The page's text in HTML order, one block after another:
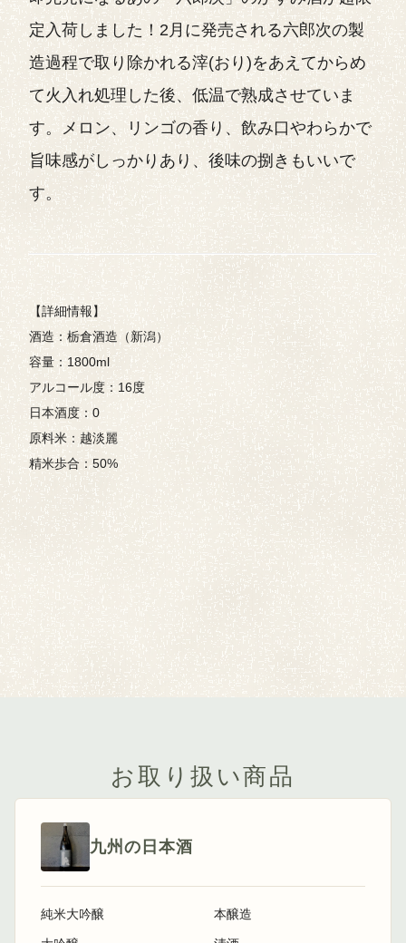
定入荷しました！2月に発売される六郎次の製
造過程で取り除かれる滓(おり)をあえてからめ
て火入れ処理した後、低温で熟成させていま
す。メロン、リンゴの香り、飲み口やわらかで
旨味感がしっかりあり、後味の捌きもいいで
す。
【詳細情報】
酒造：栃倉酒造（新潟）
容量：1800ml
アルコール度：16度
日本酒度：0
原料米：越淡麗
精米歩合：50%
お取り扱い商品
九州の日本酒
純米大吟醸 本醸造